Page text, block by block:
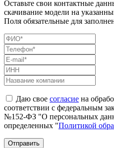
Оставьте свои контактные
скачивание модели на
Поля обязательные для
Даю свое согласие на
соответствии с федеральным
№152-ФЗ "О персональных
определенных "Политикой
Отправить